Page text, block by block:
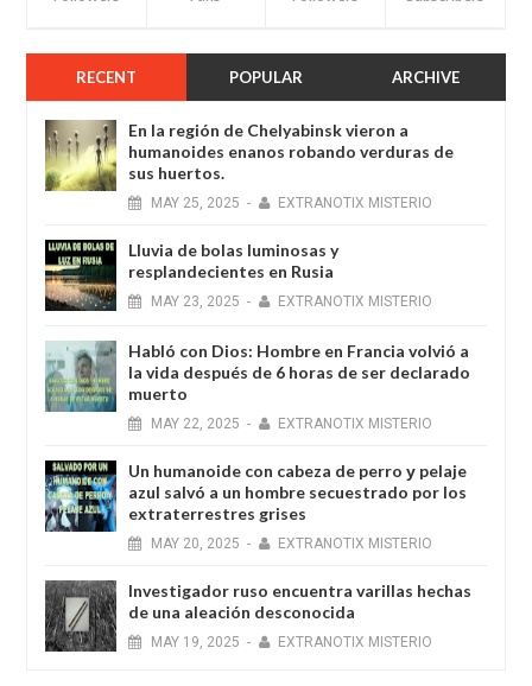
RECENT POPULAR ARCHIVE
En la región de Chelyabinsk vieron a
humanoides enanos robando verduras de
sus huertos.
MAY 25, 2025 - EXTRANOTIX MISTERIO
Lluvia de bolas luminosas y
resplandecientes en Rusia
MAY 23, 2025 - EXTRANOTIX MISTERIO
Habló con Dios: Hombre en Francia volvió a
la vida después de 6 horas de ser declarado
muerto
MAY 22, 2025 - EXTRANOTIX MISTERIO
Un humanoide con cabeza de perro у pelaje
azul salvó a un hombre secuestrado por los
extraterrestres grises
MAY 20, 2025 - EXTRANOTIX MISTERIO
Investigador ruso encuentra varillas hechas
de una aleación desconocida
MAY 19, 2025 - EXTRANOTIX MISTERIO